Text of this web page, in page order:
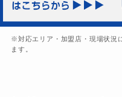
※対応エリア・加盟店・現場状況
ます。